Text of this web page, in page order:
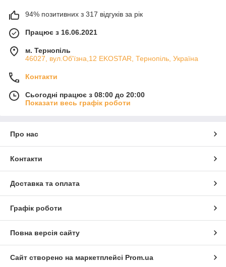
94% позитивних з 317 відгуків за рік
Працює з 16.06.2021
м. Тернопіль
46027, вул.Об'їзна,12 EKOSTAR, Тернопіль, Україна
Контакти
Сьогодні працює з 08:00 до 20:00
Показати весь графік роботи
Про нас
Контакти
Доставка та оплата
Графік роботи
Повна версія сайту
Сайт створено на маркетплейсі Prom.ua